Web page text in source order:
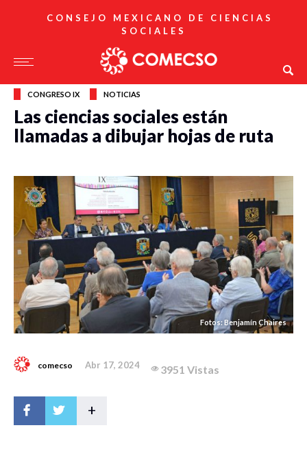
CONSEJO MEXICANO DE CIENCIAS
SOCIALES
CONGRESO IX NOTICIAS
Las ciencias sociales están
llamadas a dibujar hojas de ruta
Fotos: Benjamín Chaires
comecso Abr 17, 2024 3951 Vistas
+